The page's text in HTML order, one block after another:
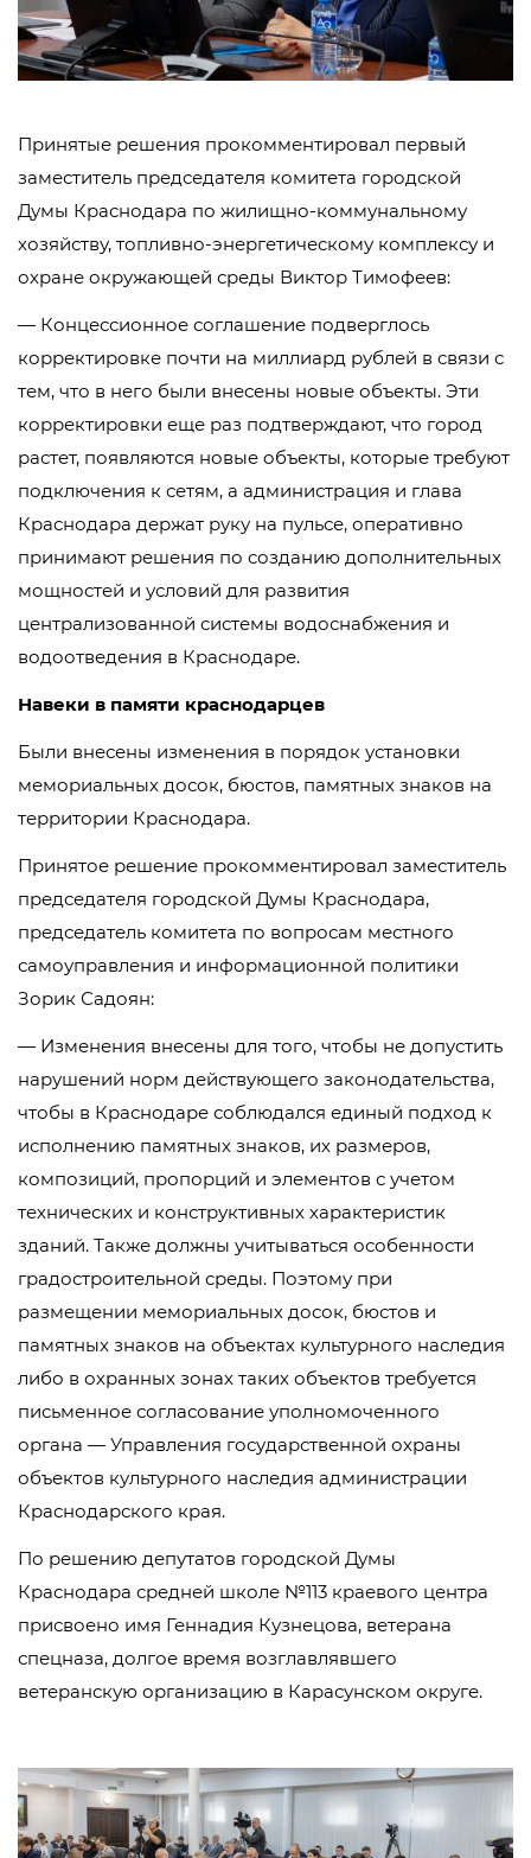
Принятые решения прокомментировал первый
заместитель председателя комитета городской
Думы Краснодара по жилищно-коммунальному
хозяйству, топливно-энергетическому комплексу и
охране окружающей среды Виктор Тимофеев:
— Концессионное соглашение подверглось
корректировке почти на миллиард рублей в связи с
тем, что в него были внесены новые объекты. Эти
корректировки еще раз подтверждают, что город
растет, появляются новые объекты, которые требуют
подключения к сетям, а администрация и глава
Краснодара держат руку на пульсе, оперативно
принимают решения по созданию дополнительных
мощностей и условий для развития
централизованной системы водоснабжения и
водоотведения в Краснодаре.
Навеки в памяти краснодарцев
Были внесены изменения в порядок установки
мемориальных досок, бюстов, памятных знаков на
территории Краснодара.
Принятое решение прокомментировал заместитель
председателя городской Думы Краснодара,
председатель комитета по вопросам местного
самоуправления и информационной политики
Зорик Садоян:
— Изменения внесены для того, чтобы не допустить
нарушений норм действующего законодательства,
чтобы в Краснодаре соблюдался единый подход к
исполнению памятных знаков, их размеров,
композиций, пропорций и элементов с учетом
технических и конструктивных характеристик
зданий. Также должны учитываться особенности
градостроительной среды. Поэтому при
размещении мемориальных досок, бюстов и
памятных знаков на объектах культурного наследия
либо в охранных зонах таких объектов требуется
письменное согласование уполномоченного
органа — Управления государственной охраны
объектов культурного наследия администрации
Краснодарского края.
По решению депутатов городской Думы
Краснодара средней школе №113 краевого центра
присвоено имя Геннадия Кузнецова, ветерана
спецназа, долгое время возглавлявшего
ветеранскую организацию в Карасунском округе.